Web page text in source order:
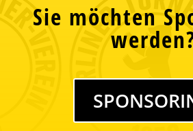
Sie möchten